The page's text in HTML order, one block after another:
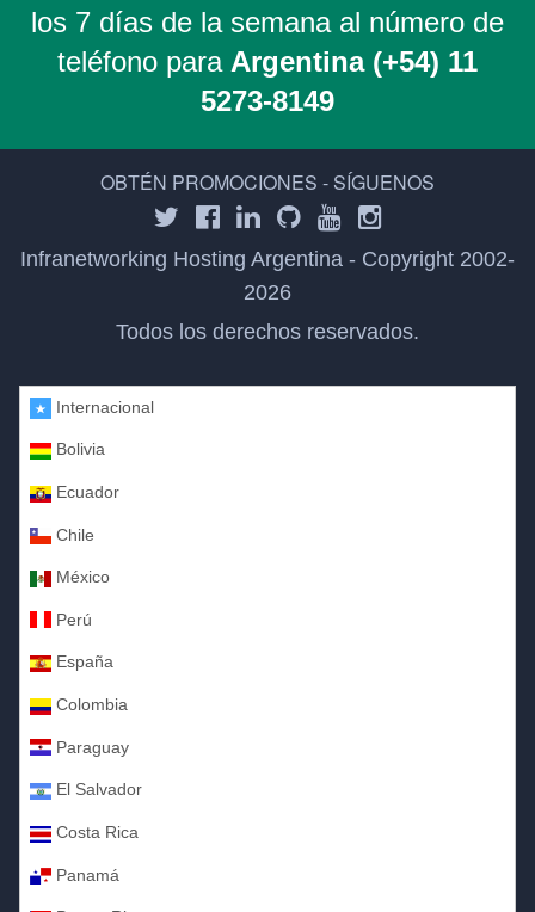
los 7 días de la semana al número de
teléfono para Argentina (+54) 11
5273-8149
OBTÉN PROMOCIONES - SÍGUENOS
Infranetworking Hosting Argentina - Copyright 2002-
2026
Todos los derechos reservados.
Internacional
Bolivia
Ecuador
Chile
México
Perú
España
Colombia
Paraguay
El Salvador
Costa Rica
Panamá